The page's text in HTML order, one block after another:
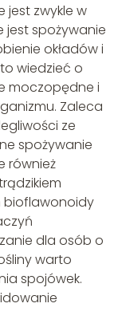
jest zwykle w
jest spożywanie
okładów i
wiedzieć o
moczopędne i
Zaleca
ze
spożywanie
również
bioflawonoidy
dla osób o
warto
spojówek.